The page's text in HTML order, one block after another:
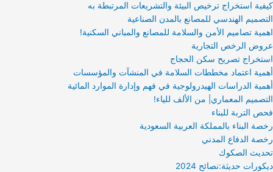
كيفية استخراج ترخيص البيئة والتشريعات المرتبطة به
التصميم الهندسي للمصانع بالمدن الصناعية
اهمية تصاميم الأمن والسلامة للمصانع والمباني السكنية!
عروض الرخص التجارية
استخراج تصريح سكن الحجاج
أهمية اعتماد مخططات السلامة في المنشآت والمؤسسات
أهمية الدراسات الهيدرولوجية في فهم وإدارة الموارد المائية
التصميم المعماري| من الألف للياء!
فحص التربة للبناء
رخصة البناء بالمملكة العربية السعودية
رخصة الدفاع المدني
تحديث الصكوك
ديكورات حديثة:نصائح 2024